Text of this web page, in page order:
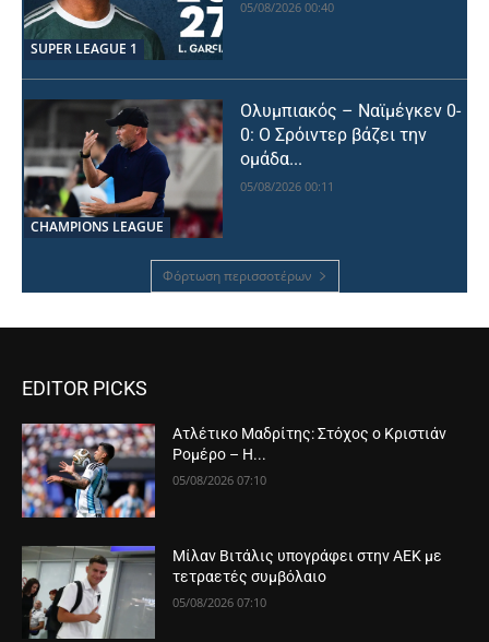
SUPER LEAGUE 1
05/08/2026 00:40
CHAMPIONS LEAGUE
Ολυμπιακός – Ναϊμέγκεν 0-
0: Ο Σρόιντερ βάζει την
ομάδα...
05/08/2026 00:11
Φόρτωση περισσοτέρων
EDITOR PICKS
Ατλέτικο Μαδρίτης: Στόχος ο Κριστιάν
Ρομέρο – Η...
05/08/2026 07:10
Μίλαν Βιτάλις υπογράφει στην ΑΕΚ με
τετραετές συμβόλαιο
05/08/2026 07:10